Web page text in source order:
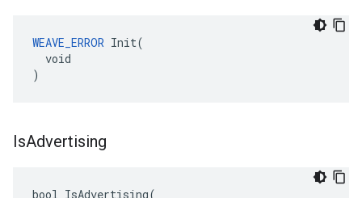
WEAVE_ERROR Init(
  void
)
IsAdvertising
bool IsAdvertising(